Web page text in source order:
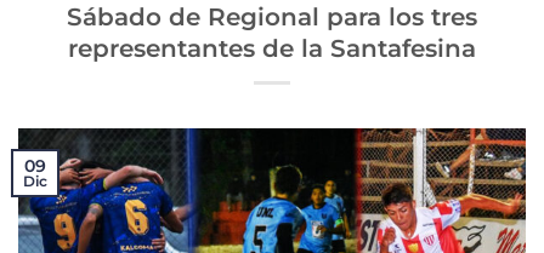
Sábado de Regional para los tres
representantes de la Santafesina
09
Dic